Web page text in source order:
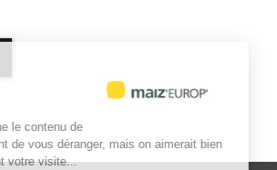
que le contenu de
de vous déranger, mais on aimerait bien
votre visite...